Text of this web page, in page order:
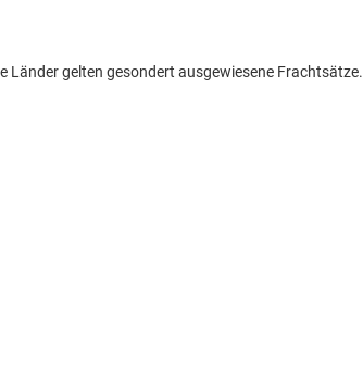
Länder gelten gesondert ausgewiesene Frachtsätze.